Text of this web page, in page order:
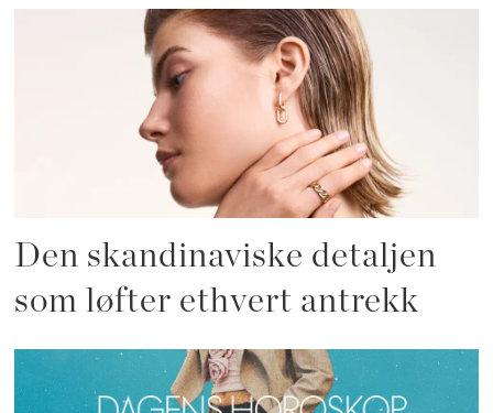
Den skandinaviske detaljen
som løfter ethvert antrekk